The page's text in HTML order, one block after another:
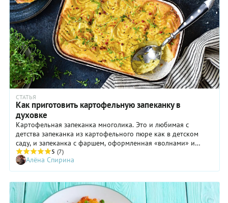
СТАТЬЯ
Как приготовить картофельную запеканку в
духовке
Картофельная запеканка многолика. Это и любимая с
детства запеканка из картофельного пюре как в детском
саду, и запеканка с фаршем, оформленная «волнами» и
щедро политая сливочным маслом, и французская
картофельная запеканка с сыром и красивым названием
«гратен». Какой картофель выбрать, как его подготовить,
сколько картофеля понадобится на одну порцию, зависит от
того, какую именно запеканку вы задумали подать к столу.
5 (7)
Алёна Спирина